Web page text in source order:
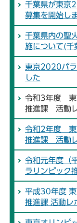
千葉県が東京
募集を開始し
千葉県内の聖
施について(千
東京2020パラ
した
令和3年度 東
推進課 活動
令和2年度 東
推進課 活動
令和元年度（
ラリンピック
平成30年度 東
推進課 活動レ